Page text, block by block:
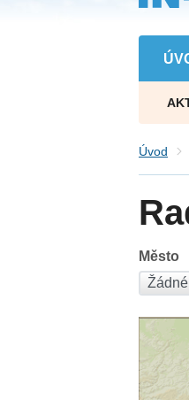
Úvod
Město